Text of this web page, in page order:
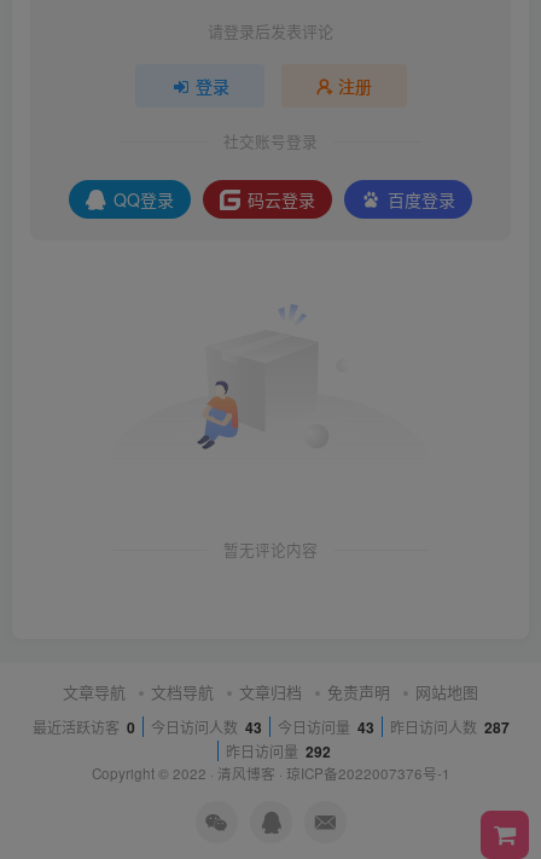
请登录后发表评论
登录 注册
社交账号登录
QQ登录 码云登录 百度登录
暂无评论内容
文章导航 文档导航 文章归档 免责声明 网站地图
最近活跃访客 0 今日访问人数 43 今日访问量 43 昨日访问人数 287
昨日访问量 292
Copyright © 2022 · 清风博客 · 琼ICP备2022007376号-1